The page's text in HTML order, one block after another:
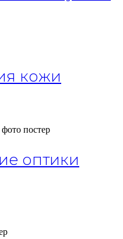
кожи
оптики